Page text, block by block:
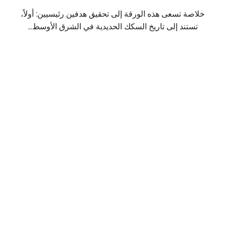
خلاصة تسعى هذه الورقة إلى تحقيق هدفين رئيسيين: أولاً،
تستند إلى تاريخ السكك الحديدية في الشرق الأوسط...